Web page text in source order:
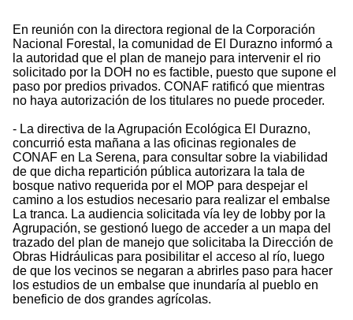
En reunión con la directora regional de la Corporación
Nacional Forestal, la comunidad de El Durazno informó a
la autoridad que el plan de manejo para intervenir el rio
solicitado por la DOH no es factible, puesto que supone el
paso por predios privados. CONAF ratificó que mientras
no haya autorización de los titulares no puede proceder.
- La directiva de la Agrupación Ecológica El Durazno,
concurrió esta mañana a las oficinas regionales de
CONAF en La Serena, para consultar sobre la viabilidad
de que dicha repartición pública autorizara la tala de
bosque nativo requerida por el MOP para despejar el
camino a los estudios necesario para realizar el embalse
La tranca. La audiencia solicitada vía ley de lobby por la
Agrupación, se gestionó luego de acceder a un mapa del
trazado del plan de manejo que solicitaba la Dirección de
Obras Hidráulicas para posibilitar el acceso al río, luego
de que los vecinos se negaran a abrirles paso para hacer
los estudios de un embalse que inundaría al pueblo en
beneficio de dos grandes agrícolas.